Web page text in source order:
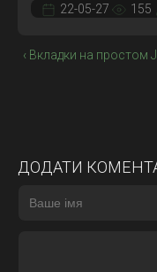
22-05-27 155
‹ Вкладки на простом
ДОДАТИ